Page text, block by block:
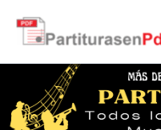
contenido